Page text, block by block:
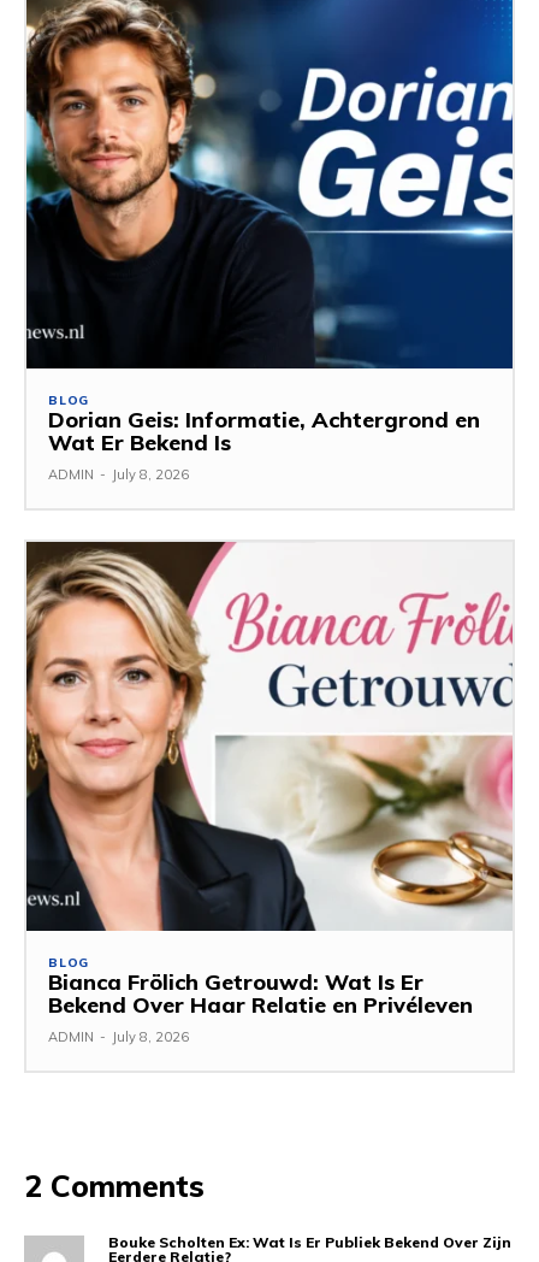
BLOG
Dorian Geis: Informatie, Achtergrond en
Wat Er Bekend Is
ADMIN - July 8, 2026
BLOG
Bianca Frölich Getrouwd: Wat Is Er
Bekend Over Haar Relatie en Privéleven
ADMIN - July 8, 2026
2 Comments
Bouke Scholten Ex: Wat Is Er Publiek Bekend Over Zijn
Eerdere Relatie?